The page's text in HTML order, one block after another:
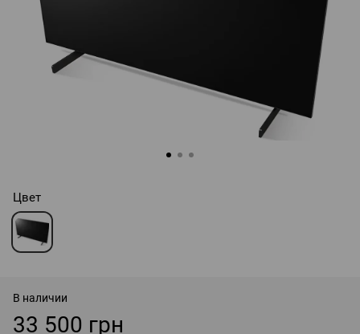
Цвет
В наличии
33 500 грн